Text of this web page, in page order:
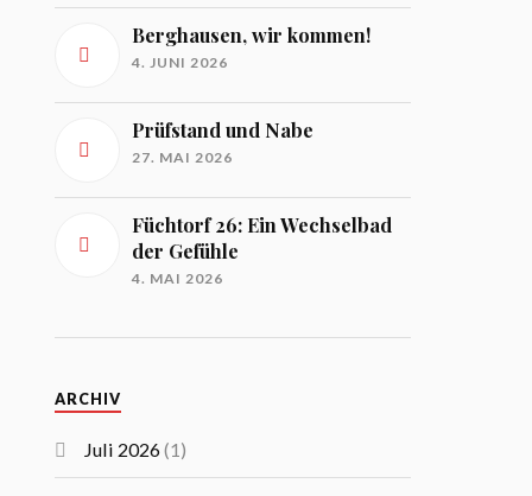
Berghausen, wir kommen!
4. JUNI 2026
Prüfstand und Nabe
27. MAI 2026
Füchtorf 26: Ein Wechselbad
der Gefühle
4. MAI 2026
ARCHIV
Juli 2026(1)